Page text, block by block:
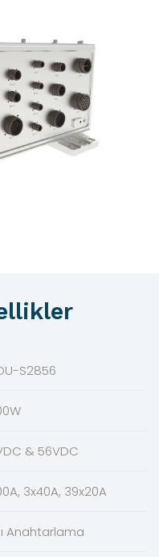
S2856
& 56VDC
3x40A, 39x20A
Anahtarlama